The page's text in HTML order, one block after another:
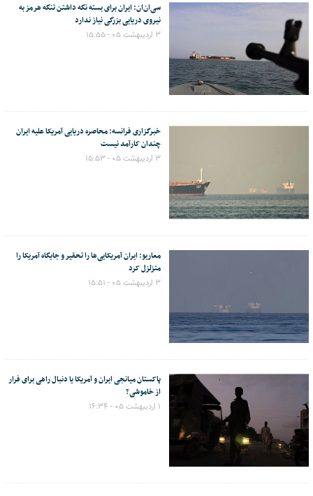
سی‌ان‌ان: ایران برای بسته نگه داشتن تنگه هرمز به
نیروی دریایی بزرگی نیاز ندارد
۳ اردیبهشت ۰۵ - ۱۵:۵۵
خبرگزاری فرانسه: محاصره دریایی آمریکا علیه ایران
چندان کارآمد نیست
۳ اردیبهشت ۰۵ - ۱۵:۵۳
معاریو: ایران آمریکایی‌ها را تحقیر و جایگاه آمریکا را
متزلزل کرد
۳ اردیبهشت ۰۵ - ۱۵:۵۱
پاکستان میانجی ایران و آمریکا یا دنبال راهی برای فرار
از خاموشی؟
۱ اردیبهشت ۰۵ - ۱۶:۳۴